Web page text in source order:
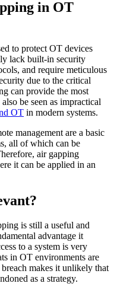
in OT
to protect OT devices
lack built-in security
and require meticulous
due to the critical
can provide the most
be seen as impractical
OT in modern systems.
management are a basic
all of which can be
air gapping
it can be applied in an
is still a useful and
advantage it
to a system is very
in OT environments are
makes it unlikely that
as a strategy.